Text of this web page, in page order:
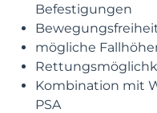
Befestigungen
mögliche
Kombination mit
PSA